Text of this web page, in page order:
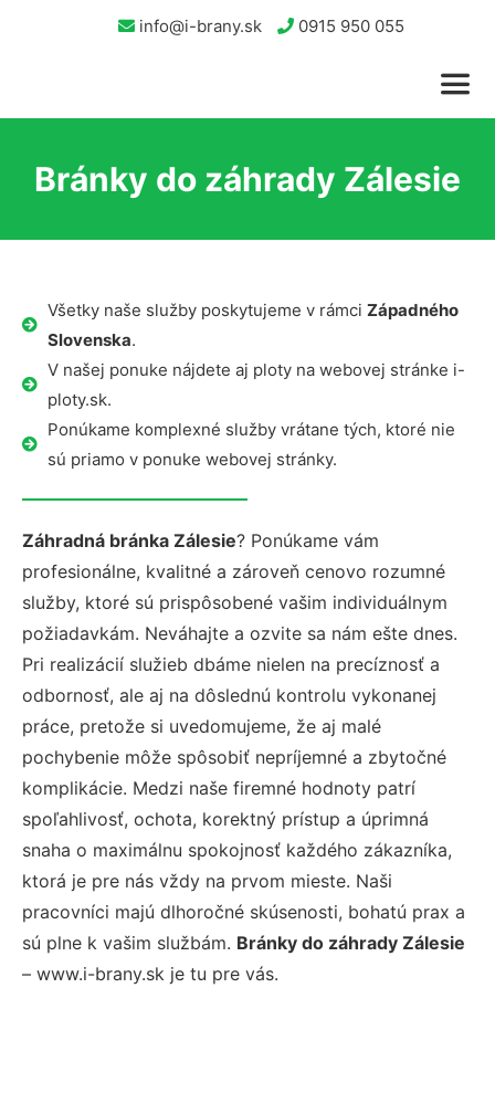
info@i-brany.sk 0915 950 055
Bránky do záhrady Zálesie
Všetky naše služby poskytujeme v rámci Západného
Slovenska.
V našej ponuke nájdete aj ploty na webovej stránke i-
ploty.sk.
Ponúkame komplexné služby vrátane tých, ktoré nie
sú priamo v ponuke webovej stránky.
Záhradná bránka Zálesie? Ponúkame vám
profesionálne, kvalitné a zároveň cenovo rozumné
služby, ktoré sú prispôsobené vašim individuálnym
požiadavkám. Neváhajte a ozvite sa nám ešte dnes.
Pri realizácií služieb dbáme nielen na precíznosť a
odbornosť, ale aj na dôslednú kontrolu vykonanej
práce, pretože si uvedomujeme, že aj malé
pochybenie môže spôsobiť nepríjemné a zbytočné
komplikácie. Medzi naše firemné hodnoty patrí
spoľahlivosť, ochota, korektný prístup a úprimná
snaha o maximálnu spokojnosť každého zákazníka,
ktorá je pre nás vždy na prvom mieste. Naši
pracovníci majú dlhoročné skúsenosti, bohatú prax a
sú plne k vašim službám. Bránky do záhrady Zálesie
– www.i-brany.sk je tu pre vás.